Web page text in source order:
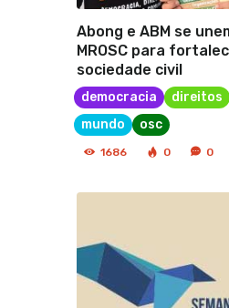
Abong e ABM se
MROSC para
sociedade civil
democracia direitos
mundo
osc
1686 0 0